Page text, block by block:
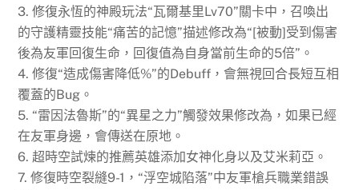
3. 修復永恆的神殿玩法“瓦爾基里Lv70”關卡中，召喚出
的守護精靈技能“痛苦的記憶”描述修改為“[被動]受到傷害
後為友軍回復生命，回復值為自身當前生命的5倍”。
4. 修復“造成傷害降低%”的Debuff，會無視回合長短互相
覆蓋的Bug。
5. “雷因法魯斯”的“異星之力”觸發效果修改為，如果已經
在友軍身邊，會傳送在原地。
6. 超時空試煉的推薦英雄添加女神化身以及艾米莉亞。
7. 修復時空裂縫9-1，“浮空城陷落”中友軍槍兵職業錯誤